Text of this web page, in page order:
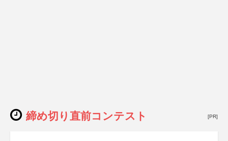
締め切り直前コンテスト [PR]